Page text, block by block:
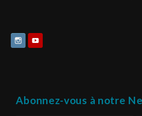
Abonnez-vous à notre